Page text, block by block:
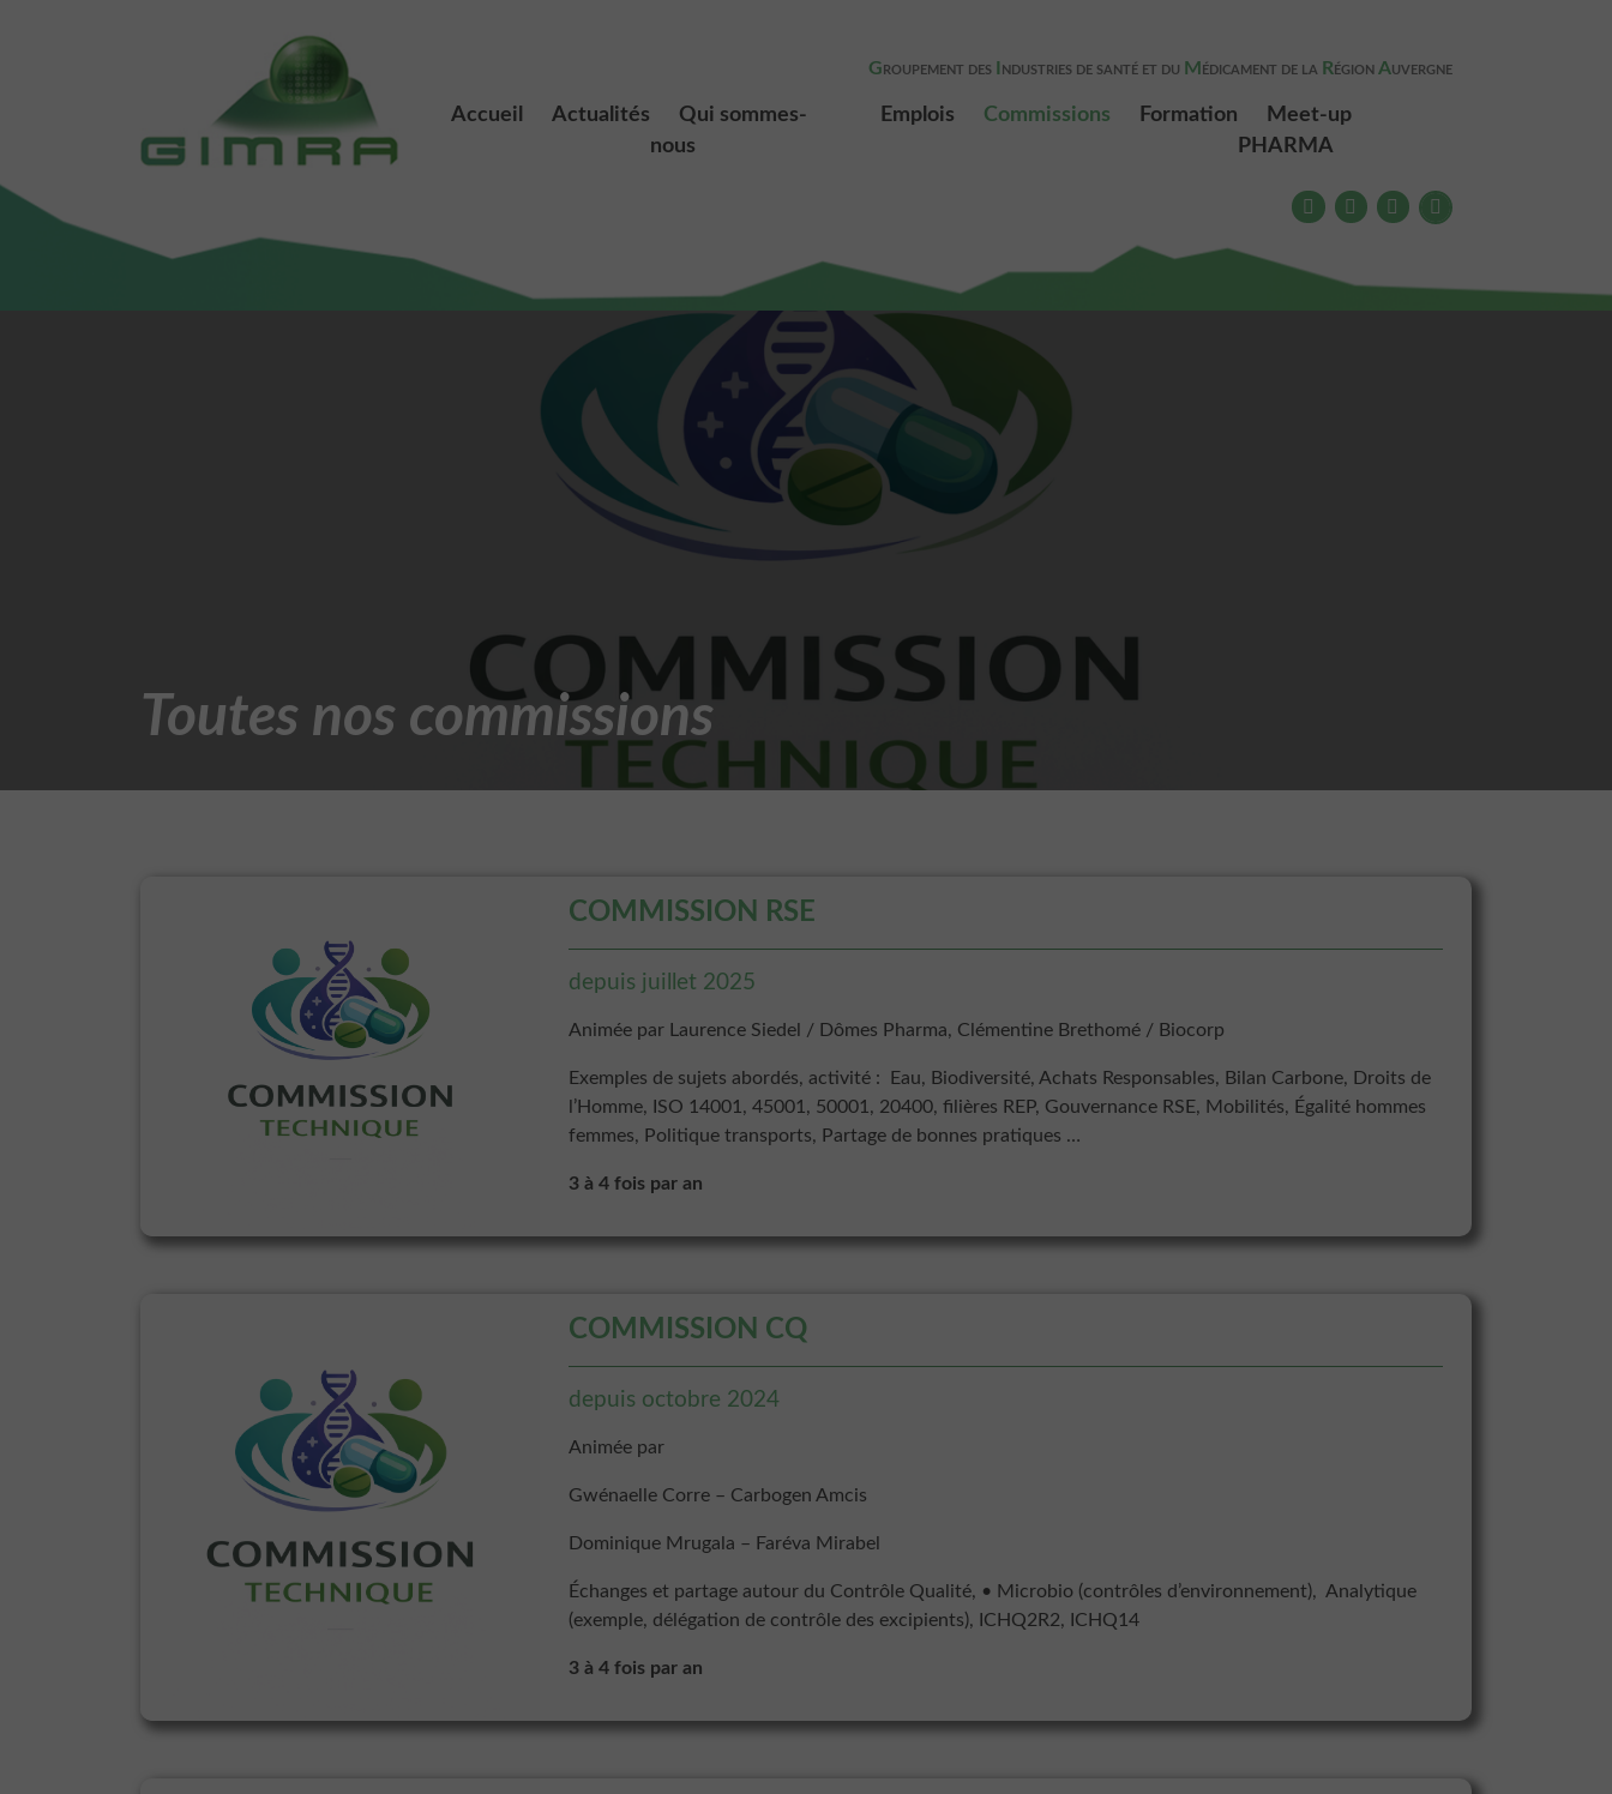
G ROUPEMENT DES NDUSTRIES DE SANTÉ ET DU M ÉDICAMENT DE LA R ÉGION AUVERGNE
Accueil Actualités
Qui sommes-
nous
Le bureau
Emplois Commissions Formation
Meet-up
PHARMA
Meet-up PHARMA
Toutes nos commissions
COMMISSION RSE
depuis juillet 2025
Animée par Laurence Siedel / Dômes Pharma, Clémentine Brethomé / Biocorp
Exemples de sujets abordés, activité : Eau, Biodiversité, Achats Responsables, Bilan Carbone, Droits de
l’Homme, ISO 14001, 45001, 50001, 20400, filières REP, Gouvernance RSE, Mobilités, Égalité hommes
femmes, Politique transports, Partage de bonnes pratiques …
3 à 4 fois par an
COMMISSION CQ
depuis octobre 2024
Animée par
Gwénaelle Corre – Carbogen Amcis
Dominique Mrugala – Faréva Mirabel
Échanges et partage autour du Contrôle Qualité, • Microbio (contrôles d’environnement), Analytique
(exemple, délégation de contrôle des excipients), ICHQ2R2, ICHQ14
3 à 4 fois par an